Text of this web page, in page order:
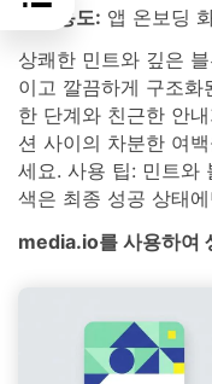
최적용도: 앱 온보딩
상쾌한 민트와 깊은
이고 깔끔하게 구조
한 단계와 친근한 안
션 사이의 차분한 여
세요. 사용 팁: 민트와
색은 최종 성공 상태
media.io를 사용하여